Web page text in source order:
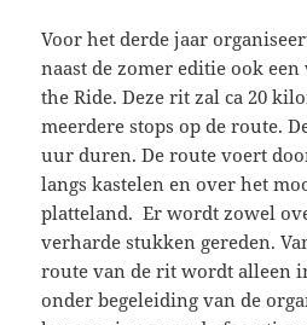
Voor het derde jaar
naast de zomer editie ook
the Ride. Deze rit zal ca 20
meerdere stops op de route.
uur duren. De route voert
langs kastelen en over het
platteland. Er wordt zowel
verharde stukken gereden.
route van de rit wordt alleen
onder begeleiding van de